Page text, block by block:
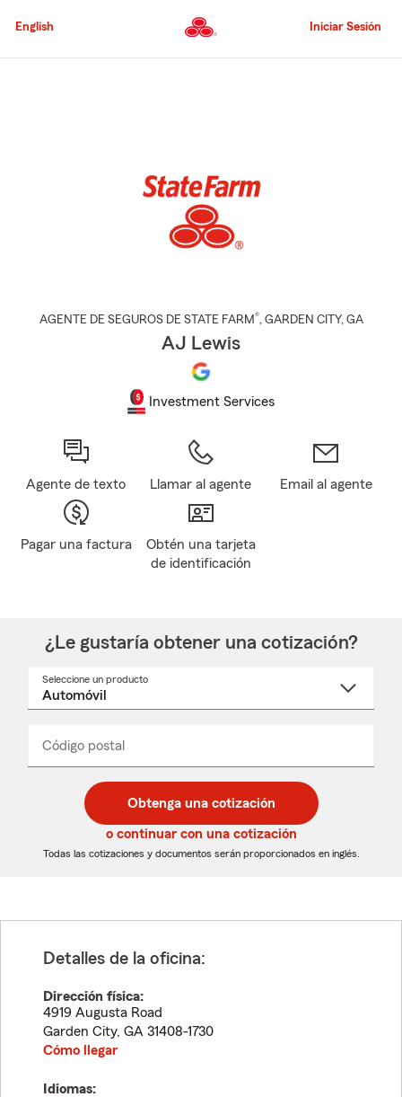
al
principal
English Iniciar Sesión
AGENTE DE SEGUROS DE STATE FARM®, GARDEN CITY, GA
AJ Lewis
Investment Services
Agente de texto Llamar al agente Email al agente
Pagar una factura
Obtén una tarjeta
de identificación
¿Le gustaría obtener una cotización?
Seleccione un producto
desplegable
Código postal
de
5
dígitos
de
5
dígitos
_____
Obtenga una cotización
o continuar con una cotización
Todas las cotizaciones y documentos serán proporcionados en inglés.
Detalles de la oficina:
Dirección física:
4919 Augusta Road
Garden City, GA 31408-1730
Cómo llegar
Idiomas: